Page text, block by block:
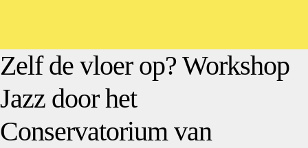
Zelf de vloer op? Workshop
Jazz door het
Conservatorium van